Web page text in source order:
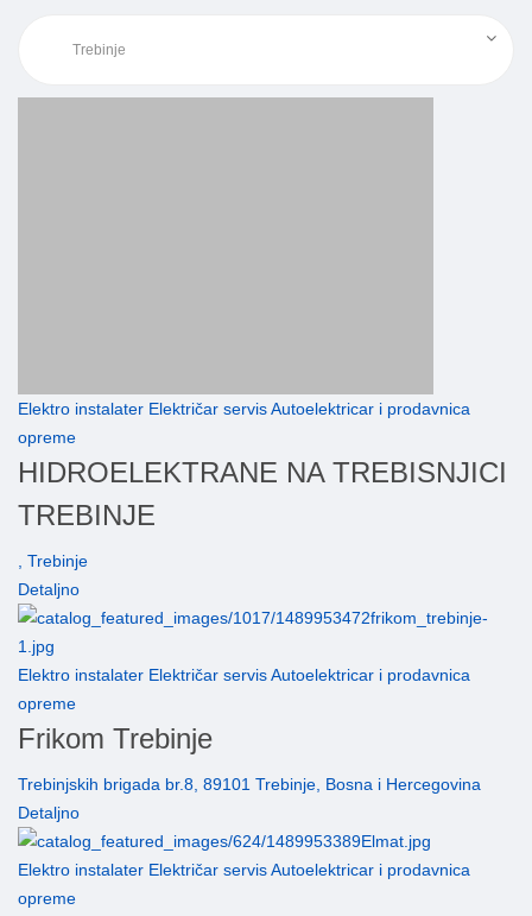
Elektro instalater Električar servis Autoelektricar i prodavnica
opreme
HIDROELEKTRANE NA TREBISNJICI
TREBINJE
, Trebinje
Detaljno
Elektro instalater Električar servis Autoelektricar i prodavnica
opreme
Frikom Trebinje
Trebinjskih brigada br.8, 89101 Trebinje, Bosna i Hercegovina
Detaljno
Elektro instalater Električar servis Autoelektricar i prodavnica
opreme